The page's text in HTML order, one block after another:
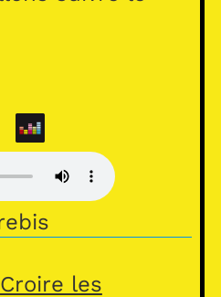
Croire les